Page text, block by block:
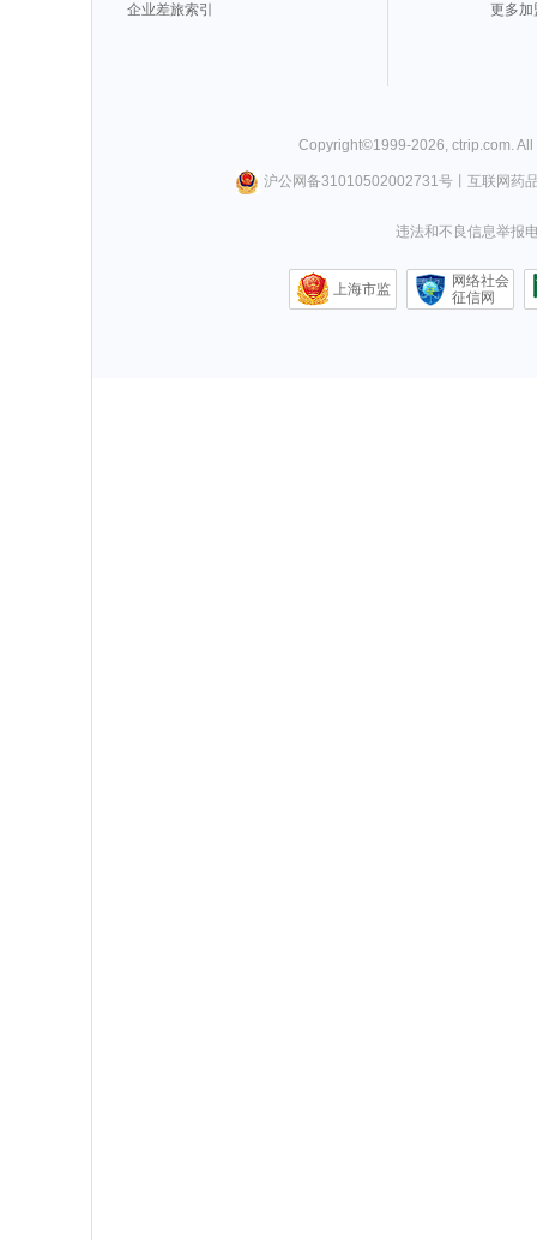
企业差旅索引
更多加
Copyright©1999-2026 ctrip.com .
沪公网备31010502002731号丨 互联网药
违法和不良信息举报
上海市监
网络社会
征信网